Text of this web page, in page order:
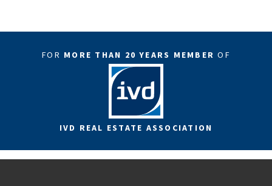
FOR MORE THAN 20 YEARS MEMBEROF
IVD REAL ESTATE ASSOCIATION